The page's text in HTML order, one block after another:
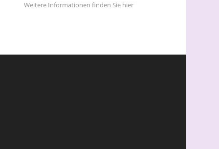
Weitere Informationen finden Sie hier